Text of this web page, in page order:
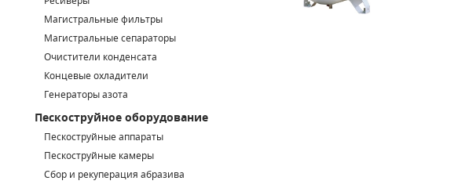
Магистральные фильтры
Магистральные сепараторы
Очистители конденсата
Концевые охладители
Генераторы азота
Пескоструйное оборудование
Пескоструйные аппараты
Пескоструйные камеры
Сбор и рекуперация абразива
САДОВАЯ ТЕХНИКА
КОНТЕЙНЕРЫ ДЛЯ ОБОРУДОВАНИЯ
КАНАЛИЗАЦИОННЫЕ НАСОСЫ
ДИЗЕЛЬНЫЕ МОТОПОМПЫ
ТАЛИ И ТЕЛЬФЕРЫ
ЛЕНТОЧНОПИЛЬНЫЕ СТАНКИ
КОНТРОЛЛЕРЫ (БЛОКИ УПРАВЛЕНИЯ)
ВПУСКНЫЕ КЛАПАНЫ
ОБРАТНЫЕ КЛАПАНЫ
КЛАПАНЫ МИНИМАЛЬНОГО ДАВЛЕНИЯ